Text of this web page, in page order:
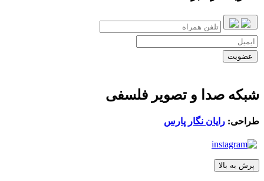
شبکه صدا و تصویر فلسفی
طراحی: رایان نگار پارس
پرش به بالا